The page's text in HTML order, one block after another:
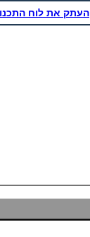
העתק את לוח